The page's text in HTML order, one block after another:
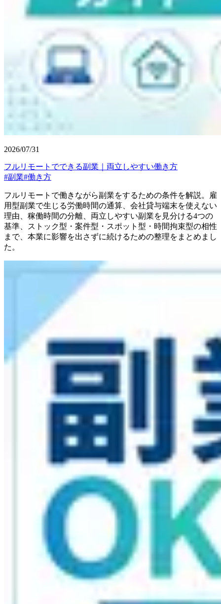
2026/07/31
フルリモートでできる副業｜両立しやすい働き方
#副業#働き方
フルリモートで働きながら副業をするための条件を解説。雇
用型副業で生じる労働時間の通算、会社貸与端末を使えない
理由、稼働時間の分離、両立しやすい副業を見分ける4つの
基準、ストック型・案件型・スポット型・時間拘束型の相性
まで、本業に影響を出さずに続けるための整理をまとめまし
た。